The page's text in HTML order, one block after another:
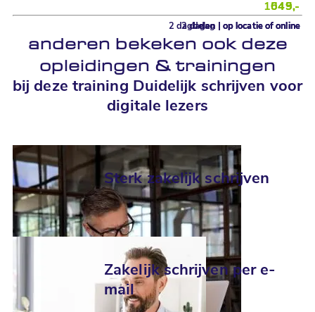
anderen bekeken ook deze
opleidingen &trainingen
bij deze training Duidelijk schrijven voor
digitale lezers
Sterk zakelijk schrijven
1045,-
2 dagen | op locatie of online
Zakelijk schrijven per e-
mail
549,-
1 dag | op locatie of online
649,-
2 dagdelen | op locatie of online